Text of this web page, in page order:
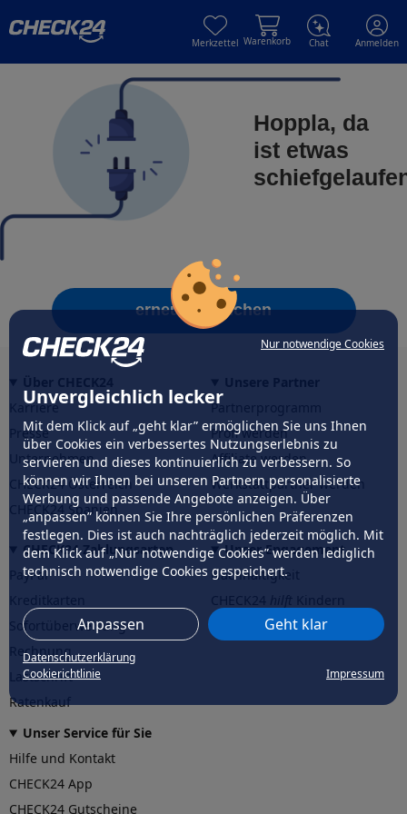
Nur notwendige Cookies
Unvergleichlich lecker
Mit dem Klick auf „geht klar” ermöglichen Sie uns Ihnen
über Cookies ein verbessertes Nutzungserlebnis zu
servieren und dieses kontinuierlich zu verbessern. So
können wir Ihnen bei unseren Partnern personalisierte
Werbung und passende Angebote anzeigen. Über
„anpassen” können Sie Ihre persönlichen Präferenzen
festlegen. Dies ist auch nachträglich jederzeit möglich. Mit
dem Klick auf „Nur notwendige Cookies” werden lediglich
technisch notwendige Cookies gespeichert.
Anpassen Geht klar
Datenschutzerklärung
Cookierichtlinie
Impressum
Merkzettel Warenkorb Chat Anmelden
Hoppla, da
ist etwas
erneut versuchen
Karriere
Presse
Unternehmen
CHECK24 Österreich
CHECK24 Spanien
Partnerprogramm
Profi werden
Affiliate werden
Werkstattpartner werden
CHECK24 Zahlungsarten
PayPal
Sofortüberweisung
Rechnung
Lastschrift
Ratenkauf
Unser Engagement
Nachhaltigkeit
CHECK24hilftder Natur
Unser Service für Sie
Hilfe und Kontakt
CHECK24 App
CHECK24 Gutscheine